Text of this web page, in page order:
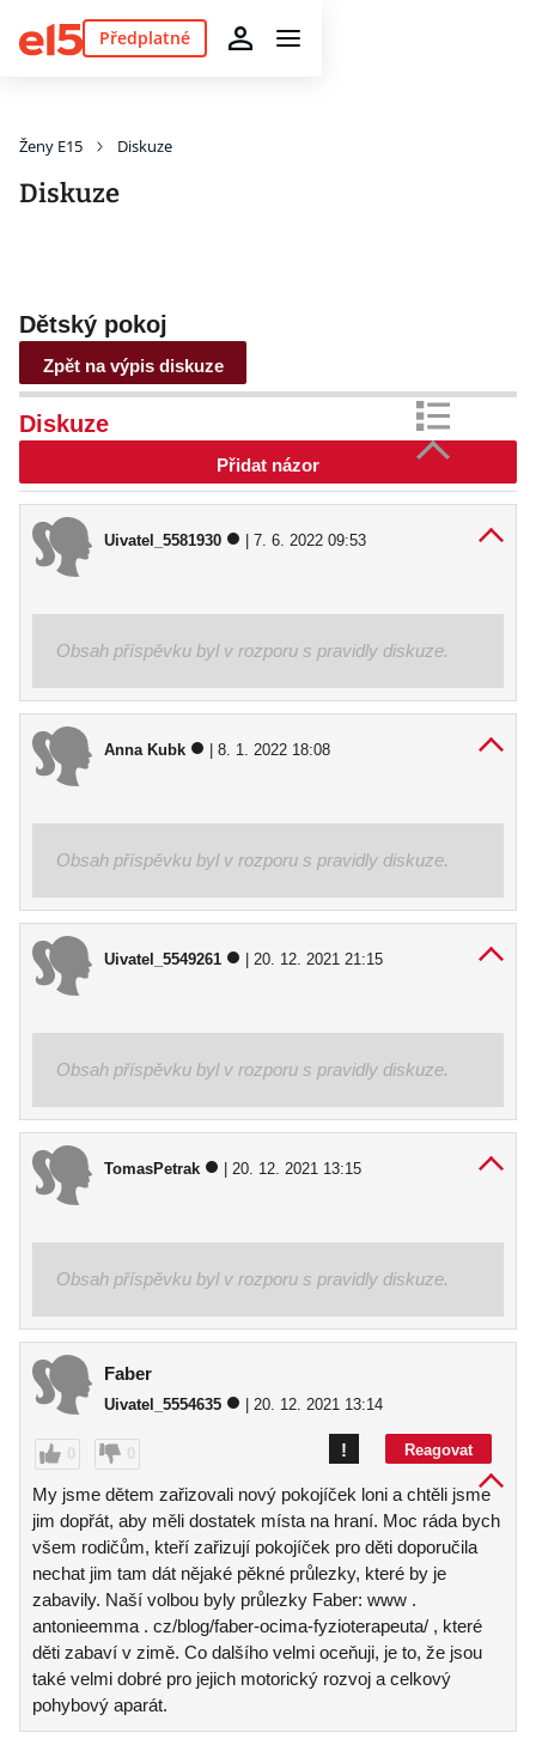
Předplatné
Ženy E15 Diskuze
Diskuze
Dětský pokoj
Zpět na výpis diskuze
Diskuze
Přidat názor
Uivatel_5581930 | 7. 6. 2022 09:53
Obsah příspěvku byl v rozporu s pravidly diskuze.
Anna Kubk | 8. 1. 2022 18:08
Obsah příspěvku byl v rozporu s pravidly diskuze.
Uivatel_5549261 | 20. 12. 2021 21:15
Obsah příspěvku byl v rozporu s pravidly diskuze.
TomasPetrak | 20. 12. 2021 13:15
Obsah příspěvku byl v rozporu s pravidly diskuze.
Faber
Uivatel_5554635 | 20. 12. 2021 13:14
0 0 Reagovat
!
My jsme dětem zařizovali nový pokojíček loni a chtěli jsme
jim dopřát, aby měli dostatek místa na hraní. Moc ráda bych
všem rodičům, kteří zařizují pokojíček pro děti doporučila
nechat jim tam dát nějaké pěkné průlezky, které by je
zabavily. Naší volbou byly průlezky Faber: www .
antonieemma . cz/blog/faber-ocima-fyzioterapeuta/ , které
děti zabaví v zimě. Co dalšího velmi oceňuji, je to, že jsou
také velmi dobré pro jejich motorický rozvoj a celkový
pohybový aparát.